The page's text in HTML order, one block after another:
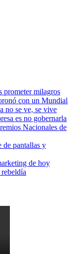
prometer milagros
con un Mundial
no se ve, se vive
es no gobernarla
Nacionales de
de pantallas y
de hoy